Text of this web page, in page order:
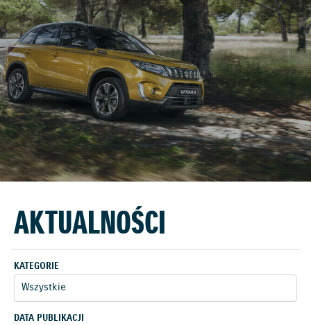
AKTUALNOŚCI
KATEGORIE
DATA PUBLIKACJI